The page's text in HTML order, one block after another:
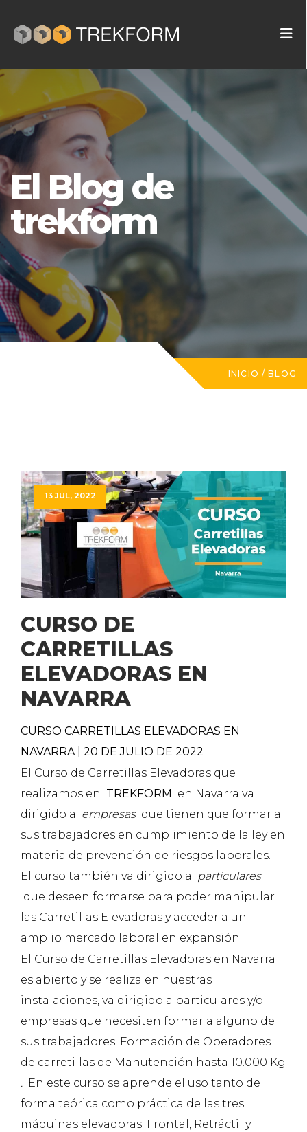
El Blog de
trekform
INICIO / BLOG
13 JUL, 2022
CURSO DE
CARRETILLAS
ELEVADORAS EN
NAVARRA
CURSO CARRETILLAS ELEVADORAS EN
NAVARRA | 20 DE JULIO DE 2022
El Curso de Carretillas Elevadoras que
realizamos en TREKFORM
en Navarra va
dirigido a empresas que tienen que formar a
sus trabajadores en cumplimiento de la ley en
materia de prevención de riesgos laborales.
El curso también va dirigido a particulares
que deseen formarse para poder manipular
las Carretillas Elevadoras y acceder a un
amplio mercado laboral en expansión.
El Curso de Carretillas Elevadoras en Navarra
es abierto y se realiza en nuestras
instalaciones, va dirigido a particulares y/o
empresas que necesiten formar a alguno de
sus trabajadores. Formación de Operadores
de carretillas de Manutención hasta 10.000 Kg
. En este curso se aprende el uso tanto de
forma teórica como práctica de las tres
máquinas elevadoras: Frontal, Retráctil y